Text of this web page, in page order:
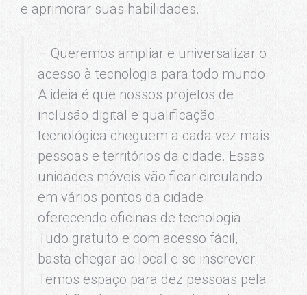
e aprimorar suas habilidades.
– Queremos ampliar e universalizar o
acesso à tecnologia para todo mundo.
A ideia é que nossos projetos de
inclusão digital e qualificação
tecnológica cheguem a cada vez mais
pessoas e territórios da cidade. Essas
unidades móveis vão ficar circulando
em vários pontos da cidade
oferecendo oficinas de tecnologia.
Tudo gratuito e com acesso fácil,
basta chegar ao local e se inscrever.
Temos espaço para dez pessoas pela